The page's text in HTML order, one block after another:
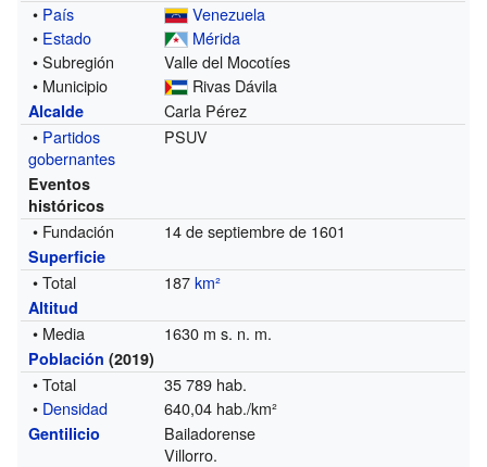
• País
Venezuela
• Estado
Mérida
• Subregión
Valle del Mocotíes
• Municipio
Rivas Dávila
Alcalde
Carla Pérez
• Partidos
gobernantes
PSUV
Eventos
históricos
• Fundación 14 de septiembre de 1601
Superficie
• Total 187km²
Altitud
• Media 1630 m s. n. m.
Población (2019)
• Total
35 789 hab.
• Densidad 640,04 hab./km²
Gentilicio
Bailadorense
Villorro.